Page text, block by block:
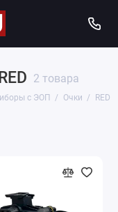
2 товара
с ЭОП Очки RED